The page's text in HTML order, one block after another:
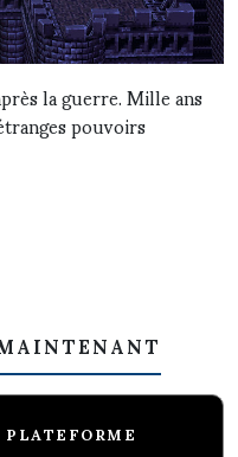
la guerre. Mille ans
pouvoirs